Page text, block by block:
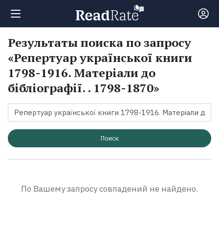
Поиск
Новости
Рейтинги
Книги
Результаты поиска по запросу
«Репертуар української книги
1798-1916. Матеріали до
бібліографії. . 1798-1870»
Поиск
По Вашему запросу совпадений не найдено.